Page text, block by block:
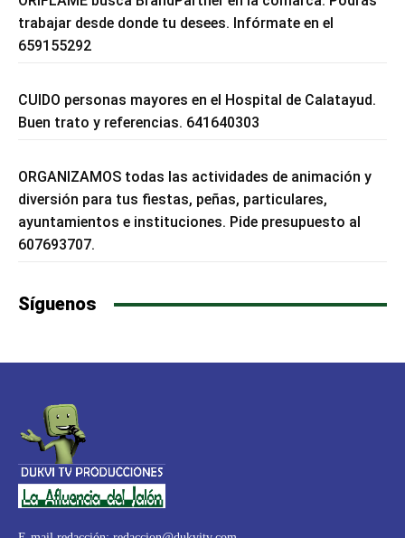
trabajar desde donde tu desees. Infórmate en el
659155292
CUIDO personas mayores en el Hospital de Calatayud.
Buen trato y referencias. 641640303
ORGANIZAMOS todas las actividades de animación y
diversión para tus fiestas, peñas, particulares,
ayuntamientos e instituciones. Pide presupuesto al
607693707.
Síguenos